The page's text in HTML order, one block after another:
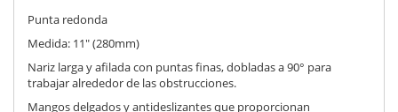
Punta redonda
Medida: 11" (280mm)
Nariz larga y afilada con puntas finas, dobladas a 90° para
trabajar alrededor de las obstrucciones.
Mangos delgados y antideslizantes que proporcionan